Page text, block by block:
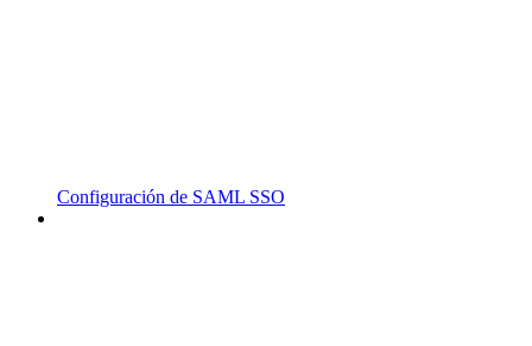
Configuración de SAML SSO